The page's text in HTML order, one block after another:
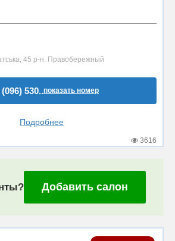
45 р-н. Правобережный
530..показать номер
Подробнее
3616
Добавить салон